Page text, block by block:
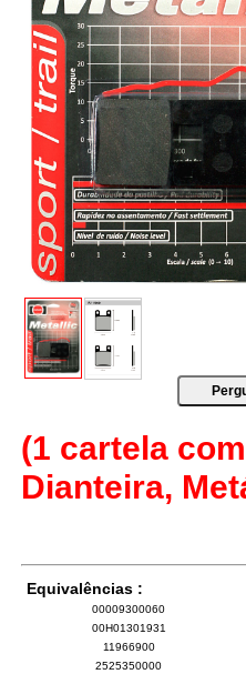
(1 cartela
Dianteira,
Equivalências :
00009300060
00H01301931
11966900
2525350000